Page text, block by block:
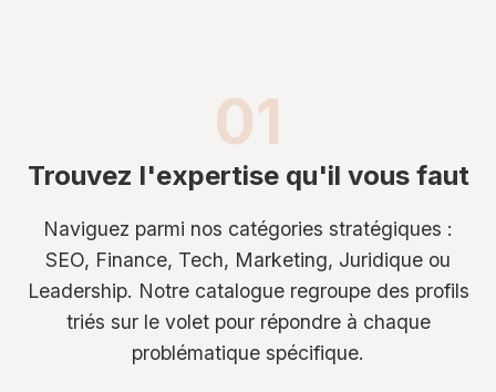
01
Trouvez l'expertise qu'il vous faut
Naviguez parmi nos catégories stratégiques :
SEO, Finance, Tech, Marketing, Juridique ou
Leadership. Notre catalogue regroupe des profils
triés sur le volet pour répondre à chaque
problématique spécifique.